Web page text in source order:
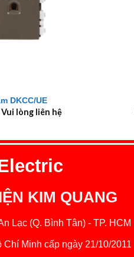
DKCC/UE
Vui lòng liên hệ
KIM QUANG
Lạc (Q. Bình Tân) - TP. HCM
Minh cấp ngày 21/10/2011